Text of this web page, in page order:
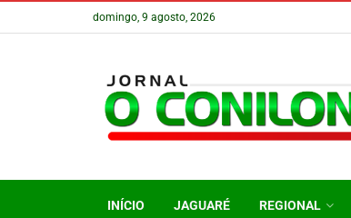
domingo, 9 agosto, 2026
INÍCIO JAGUARÉ REGIONAL